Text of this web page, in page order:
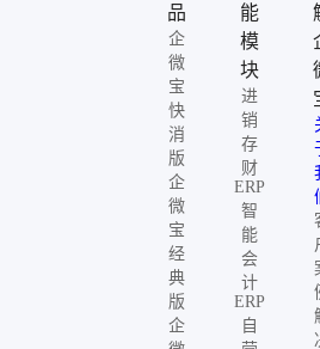
品
企
微
宝
快
消
版
企
微
宝
经
典
版
企
能
模
块
进
销
存
财
ERP
智
能
会
计
ERP
自